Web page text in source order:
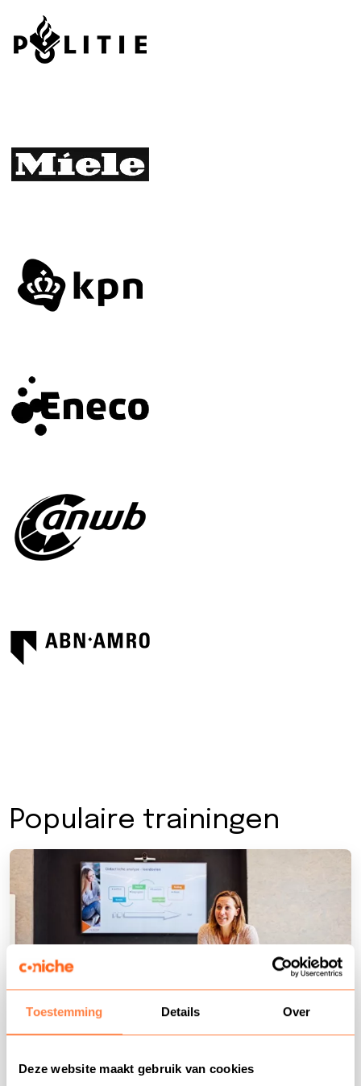
Toestemming Details Over
Deze website maakt gebruik van cookies
Populaire trainingen
Op locatie 1 dag